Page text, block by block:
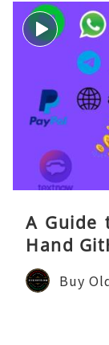
A Guide
Hand
Buy